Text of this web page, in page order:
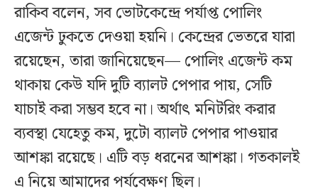
রাকিব বলেন, সব ভোটকেন্দ্রে পর্যাপ্ত পোলিং
এজেন্ট ঢুকতে দেওয়া হয়নি। কেন্দ্রের ভেতরে যারা
রয়েছেন, তারা জানিয়েছেন— পোলিং এজেন্ট কম
থাকায় কেউ যদি দুটি ব্যালট পেপার পায়, সেটি
যাচাই করা সম্ভব হবে না। অর্থাৎ মনিটরিং করার
ব্যবস্থা যেহেতু কম, দুটো ব্যালট পেপার পাওয়ার
আশঙ্কা রয়েছে। এটি বড় ধরনের আশঙ্কা। গতকালই
এ নিয়ে আমাদের পর্যবেক্ষণ ছিল।